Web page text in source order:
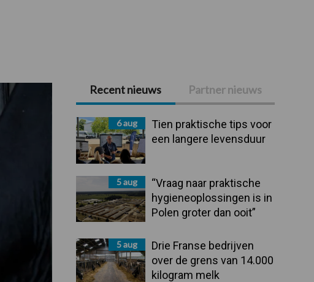
Primaire
Sidebar
Recent nieuws Partner nieuws
6 aug
Tien praktische tips voor
een langere levensduur
5 aug
“Vraag naar praktische
hygieneoplossingen is in
Polen groter dan ooit”
5 aug
Drie Franse bedrijven
over de grens van 14.000
kilogram melk